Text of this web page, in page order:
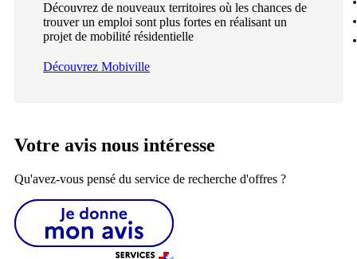
Découvrez de nouveaux territoires où les chances de
trouver un emploi sont plus fortes en réalisant un
projet de mobilité résidentielle
Découvrez Mobiville
Votre avis nous intéresse
Qu'avez-vous pensé du service de recherche d'offres ?